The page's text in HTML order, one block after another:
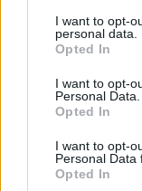
I want to opt-
personal data.
Opted In
I want to opt-
Personal Data.
Opted In
I want to opt-
Personal Data
Opted In
wykluczeniu
czasami
polega na
Hormon